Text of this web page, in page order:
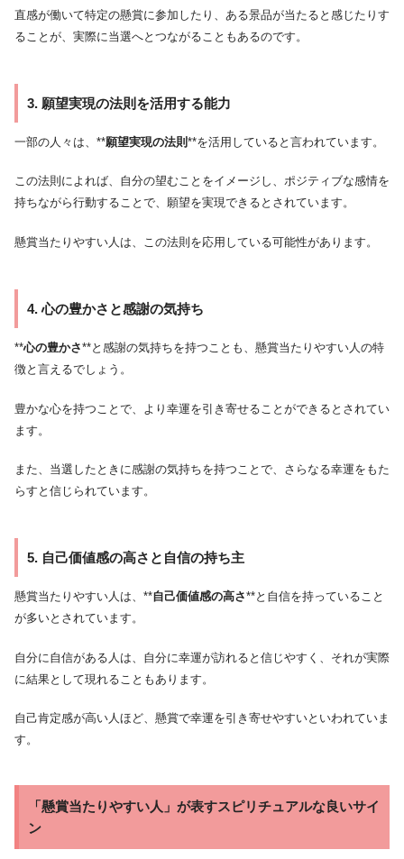
直感が働いて特定の懸賞に参加したり、ある景品が当たると感じたりす
ることが、実際に当選へとつながることもあるのです。
3. 願望実現の法則を活用する能力
一部の人々は、**願望実現の法則 **を活用していると言われています。
この法則によれば、自分の望むことをイメージし、ポジティブな感情を
持ちながら行動することで、願望を実現できるとされています。
懸賞当たりやすい人は、この法則を応用している可能性があります。
4. 心の豊かさと感謝の気持ち
**心の豊かさ**と感謝の気持ちを持つことも、懸賞当たりやすい人の特
徴と言えるでしょう。
豊かな心を持つことで、より幸運を引き寄せることができるとされてい
ます。
また、当選したときに感謝の気持ちを持つことで、さらなる幸運をもた
らすと信じられています。
5. 自己価値感の高さと自信の持ち主
懸賞当たりやすい人は、**自己価値感の高さ**と自信を持っていること
が多いとされています。
自分に自信がある人は、自分に幸運が訪れると信じやすく、それが実際
に結果として現れることもあります。
自己肯定感が高い人ほど、懸賞で幸運を引き寄せやすいといわれていま
す。
「懸賞当たりやすい人」が表すスピリチュアルな良いサイ
ン